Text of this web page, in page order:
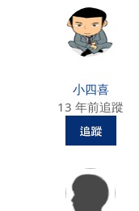
小四喜
13 年前追蹤